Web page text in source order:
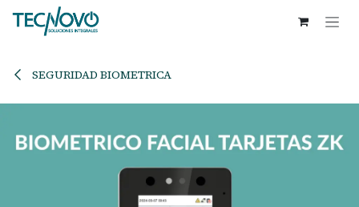
Ir al contenido
SEGURIDAD BIOMETRICA